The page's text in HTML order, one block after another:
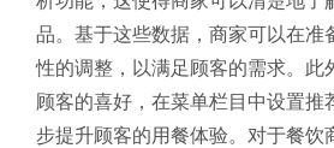
品。基于这些数据，商家可以在准
性的调整，以满足顾客的需求。此
顾客的喜好，在菜单栏目中设置推
步提升顾客的用餐体验。 对于餐饮